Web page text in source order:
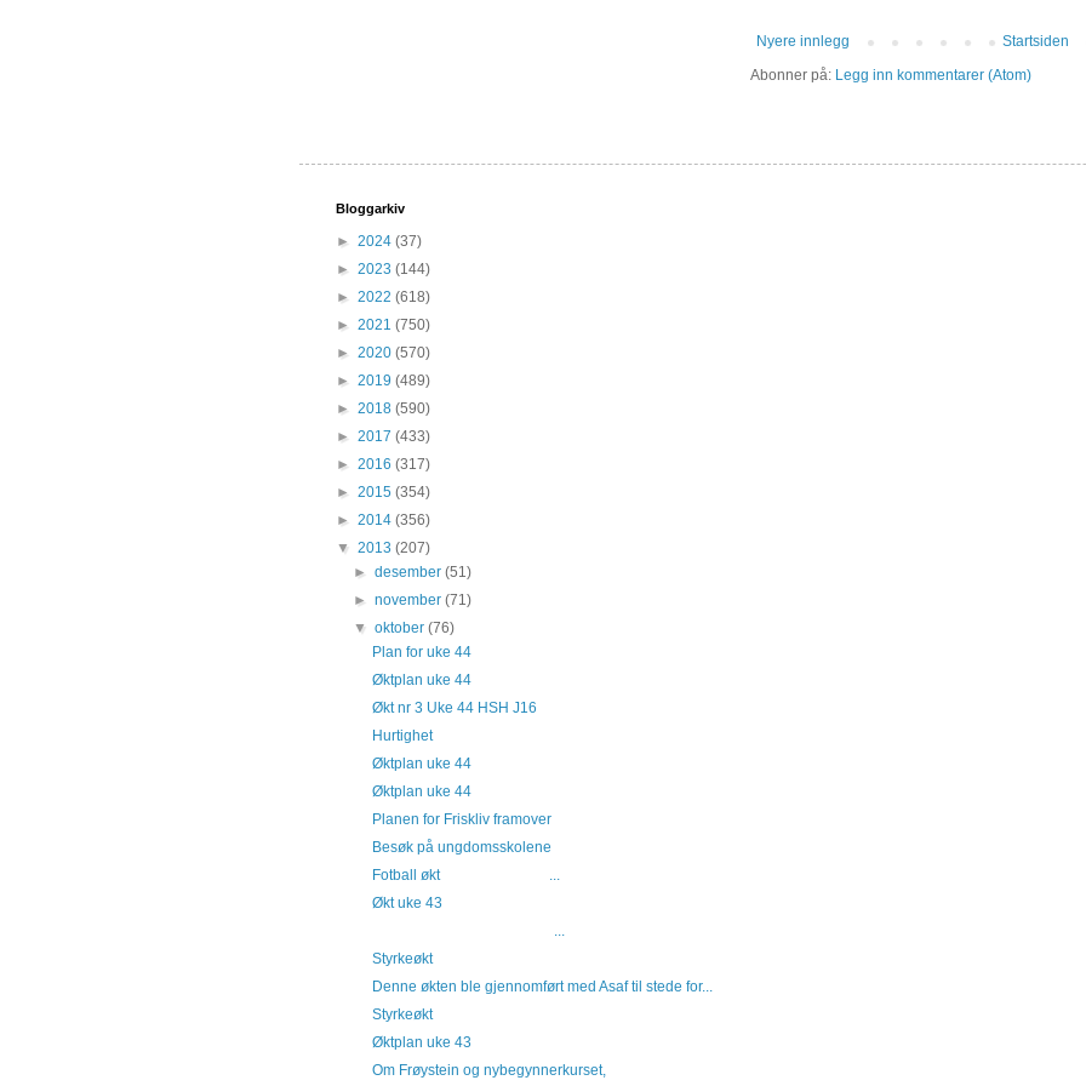
Nyere innlegg
Startsiden
Abonner på: Legg inn kommentarer (Atom)
Bloggarkiv
► 2024 (37)
► 2023 (144)
► 2022 (618)
► 2021 (750)
► 2020 (570)
► 2019 (489)
► 2018 (590)
► 2017 (433)
► 2016 (317)
► 2015 (354)
► 2014 (356)
▼ 2013 (207)
►desember(51)
►november(71)
▼oktober(76)
Plan for uke 44
Øktplan uke 44
Økt nr 3 Uke 44 HSH J16
Hurtighet
Øktplan uke 44
Øktplan uke 44
Planen for Friskliv framover
Besøk på ungdomsskolene
Fotball økt ...
Økt uke 43
...
Styrkeøkt
Denne økten ble gjennomført med Asaf til stede for...
Styrkeøkt
Øktplan uke 43
Om Frøystein og nybegynnerkurset,